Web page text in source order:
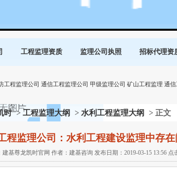
工程监理资质 监理公司执照 招标代理资
工程监理公司 通信工程监理公司 甲级监理公司 矿山工程监理 通
时 > 工程监理大纲 > 水利工程监理大纲 > 正文
程监理公司：水利工程建设监理中存
建基尊龙凯时官网 作者：建基咨询 发布日期：2019-03-15 13:56 点